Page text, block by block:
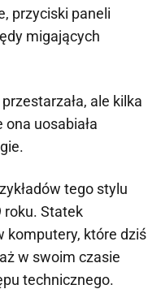
przyciski paneli
migających
ale kilka
uosabiała
tego stylu
roku. Statek
komputery, które dziś
w swoim czasie
technicznego.